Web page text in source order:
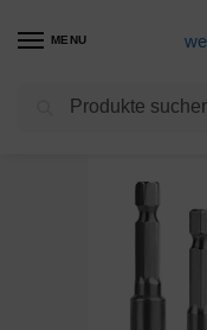
MENU
Steckschlüsselsatz